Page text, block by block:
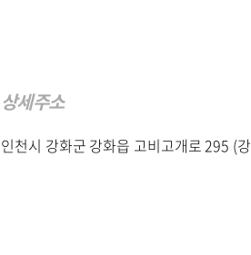
상세주소
인천시 강화군 강화읍 고비고개로 295 (